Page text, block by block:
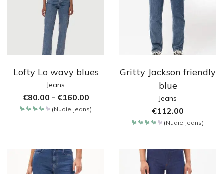
Lofty Lo wavy blues
Jeans
€80.00 - €160.00
(Nudie Jeans)
Gritty Jackson friendly
blue
Jeans
€112.00
(Nudie Jeans)